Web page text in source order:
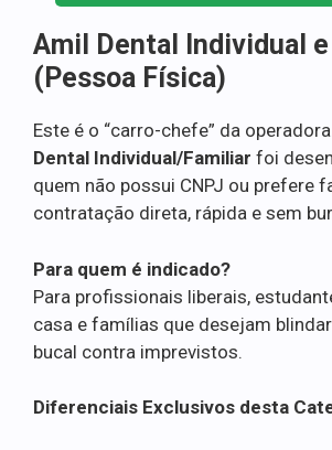
Amil Dental Individual
(Pessoa Física)
Este é o “carro-chefe” da
Dental Individual/Familiar foi
quem não possui CNPJ ou prefere
contratação direta, rápida e sem
Para quem é indicado?
Para profissionais liberais,
casa e famílias que desejam
bucal contra imprevistos.
Diferenciais Exclusivos desta